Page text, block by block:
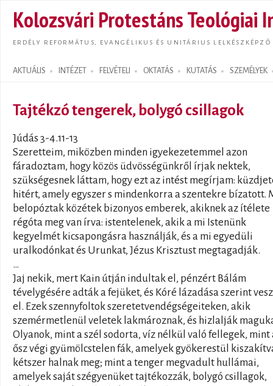
Kolozsvári Protestáns Teológiai
ERDÉLY REFORMÁTUS, EVANGÉLIKUS ÉS UNITÁRIUS LELKÉSZKÉPZŐ
AKTUÁLIS INTÉZET FELVÉTELI OKTATÁS KUTATÁS SZEMÉLYEK
Search form
Tajtékzó tengerek, bolygó csillagok
Júdás 3-4.11-13
Szeretteim, miközben minden igyekezetemmel azon
fáradoztam, hogy közös üdvösségünkről írjak nektek,
szükségesnek láttam, hogy ezt az intést megírjam:
hitért, amely egyszer s mindenkorra a szentekre bízatott.
belopóztak közétek bizonyos emberek, akiknek az ítélete
régóta meg van írva: istentelenek, akik a mi Istenünk
kegyelmét kicsapongásra használják, és a mi egyedüli
uralkodónkat és Urunkat, Jézus Krisztust megtagadják.
…
Jaj nekik, mert Kain útján indultak el, pénzért Bálám
tévelygésére adták a fejüket, és Kóré lázadása szerint
el. Ezek szennyfoltok szeretetvendégségeiteken, akik
szemérmetlenül veletek lakmároznak, és hizlalják
Olyanok, mint a szél sodorta, víz nélkül való fellegek, mint
ősz végi gyümölcstelen fák, amelyek gyökerestül
kétszer halnak meg; mint a tenger megvadult hullámai,
amelyek saját szégyenüket tajtékozzák, bolygó csillagok,